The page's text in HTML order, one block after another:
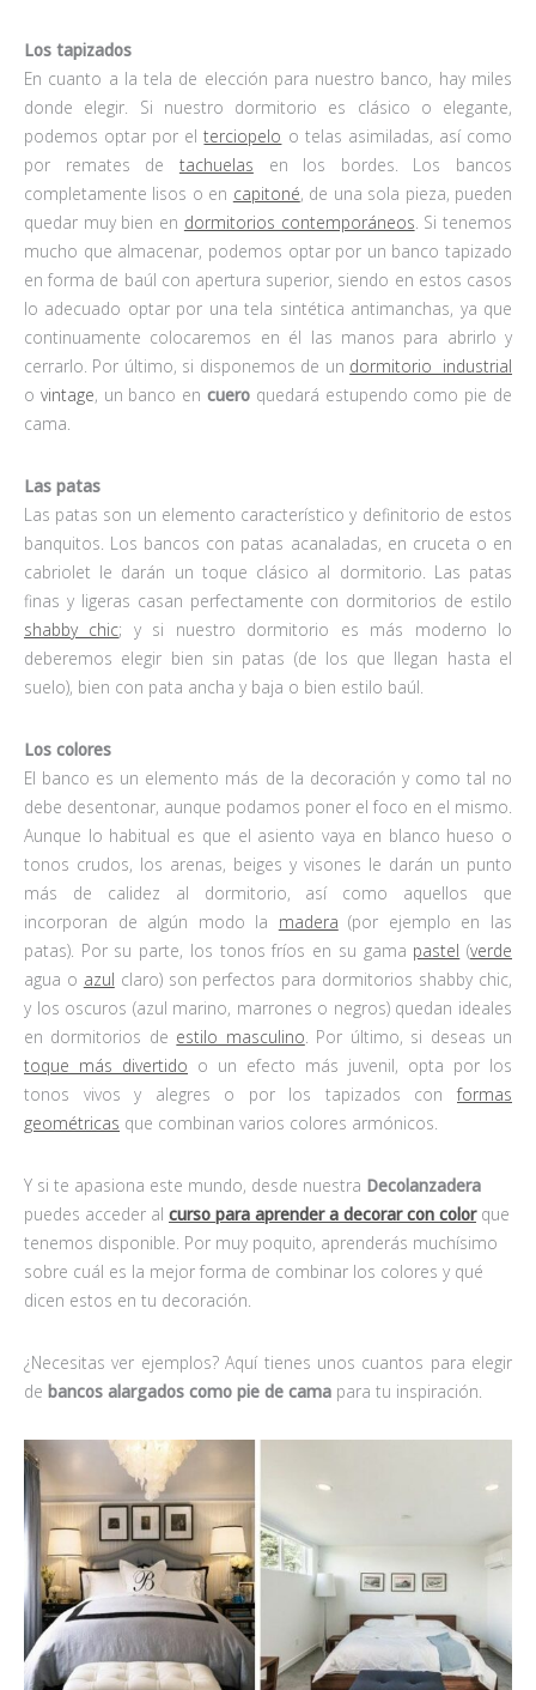
Los tapizados
En cuanto a la tela de elección para nuestro banco, hay miles
donde elegir. Si nuestro dormitorio es clásico o elegante,
podemos optar por elterciopelo o telas asimiladas, así como
por remates de tachuelas en los bordes. Los bancos
completamente lisos o en capitoné, de una sola pieza, pueden
quedar muy bien en dormitorios contemporáneos. Si tenemos
mucho que almacenar, podemos optar por un banco tapizado
en forma de baúl con apertura superior, siendo en estos casos
lo adecuado optar por una tela sintética antimanchas, ya que
continuamente colocaremos en él las manos para abrirlo y
cerrarlo. Por último, si disponemos de un dormitorio industrial
o vintage, un banco encuero quedará estupendo como pie de
cama.
Las patas
Las patas son un elemento característico y definitorio de estos
banquitos. Los bancos con patas acanaladas, en cruceta o en
cabriolet le darán un toque clásico al dormitorio. Las patas
finas y ligeras casan perfectamente con dormitorios de estilo
shabby chic; y si nuestro dormitorio es más moderno lo
deberemos elegir bien sin patas (de los que llegan hasta el
suelo), bien con pata ancha y baja o bien estilo baúl.
Los colores
El banco es un elemento más de la decoración y como tal no
debe desentonar, aunque podamos poner el foco en el mismo.
Aunque lo habitual es que el asiento vaya en blanco hueso o
tonos crudos, los arenas, beiges y visones le darán un punto
más de calidez al dormitorio, así como aquellos que
incorporan de algún modo la madera (por ejemplo en las
patas). Por su parte, los tonos fríos en su gama pastel (verde
agua o azul claro) son perfectos para dormitorios shabby chic,
y los oscuros (azul marino, marrones o negros) quedan ideales
en dormitorios de estilo masculino. Por último, si deseas un
toque más divertido o un efecto más juvenil, opta por los
tonos vivos y alegres o por los tapizados con formas
geométricas que combinan varios colores armónicos.
Y si te apasiona este mundo, desde nuestra Decolanzadera
puedes acceder al curso para aprender a decorar con colorque
tenemos disponible. Por muy poquito, aprenderás muchísimo
sobre cuál es la mejor forma de combinar los colores y qué
dicen estos en tu decoración.
¿Necesitas ver ejemplos? Aquí tienes unos cuantos para elegir
de bancos alargados como pie de cama para tu inspiración.